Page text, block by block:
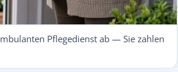
Pflegedienst ab — Sie zahlen